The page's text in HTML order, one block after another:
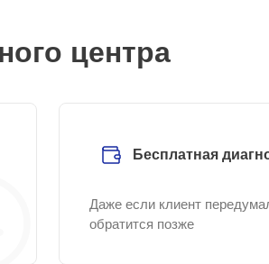
центра
Бесплатная
Даже если клиент
обратится позже